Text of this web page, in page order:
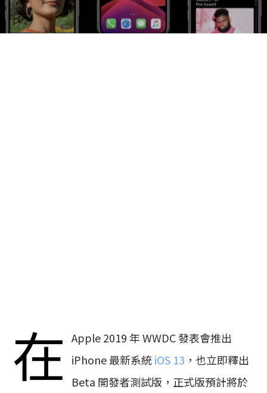
在 Apple 2019 年 WWDC 發表會推出
iPhone 最新系統iOS 13 ，也立即釋出
Beta 開發者測試版，正式版預計將於